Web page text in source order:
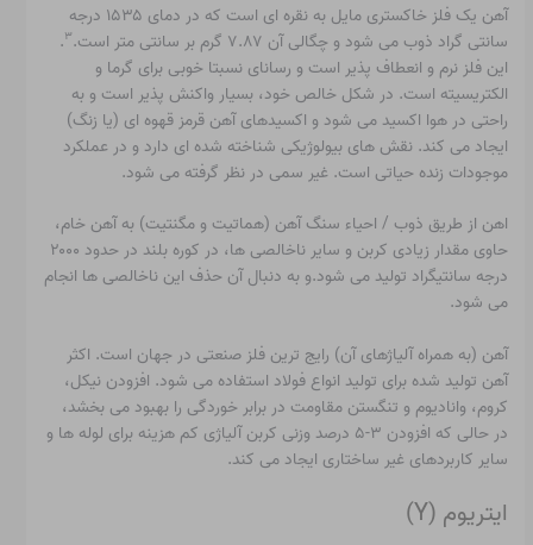
آهن یک فلز خاکستری مایل به نقره ای است که در دمای ۱۵۳۵ درجه
سانتی گراد ذوب می شود و چگالی آن ۷.۸۷ گرم بر سانتی متر است.
۳.
این فلز نرم و انعطاف پذیر است و رسانای نسبتا خوبی برای گرما و
الکتریسیته است. در شکل خالص خود، بسیار واکنش پذیر است و به
راحتی در هوا اکسید می شود و اکسیدهای آهن قرمز قهوه ای (یا زنگ)
ایجاد می کند. نقش های بیولوژیکی شناخته شده ای دارد و در عملکرد
موجودات زنده حیاتی است. غیر سمی در نظر گرفته می شود.
اهن از طریق ذوب / احیاء سنگ آهن (هماتیت و مگنتیت) به آهن خام،
حاوی مقدار زیادی کربن و سایر ناخالصی ها، در کوره بلند در حدود ۲۰۰۰
درجه سانتیگراد تولید می شود.و به دنبال آن حذف این ناخالصی ها انجام
می شود.
آهن (به همراه آلیاژهای آن) رایج ترین فلز صنعتی در جهان است. اکثر
آهن تولید شده برای تولید انواع فولاد استفاده می شود. افزودن نیکل،
کروم، وانادیوم و تنگستن مقاومت در برابر خوردگی را بهبود می بخشد،
در حالی که افزودن ۳-۵ درصد وزنی کربن آلیاژی کم هزینه برای لوله ها و
سایر کاربردهای غیر ساختاری ایجاد می کند.
ایتریوم (Y)